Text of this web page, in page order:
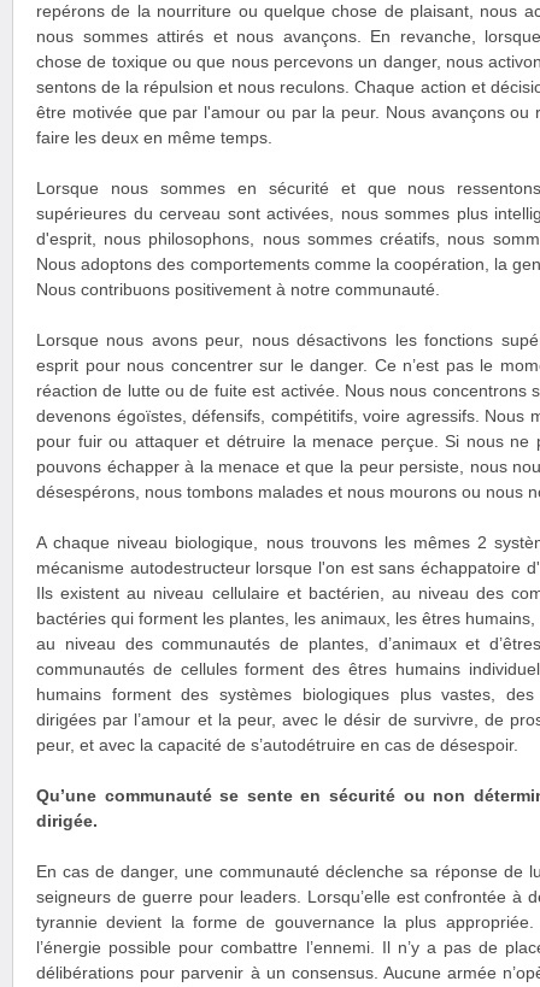
repérons de la nourriture ou quelque chose de plaisant, nous
nous sommes attirés et nous avançons. En revanche,
chose de toxique ou que nous percevons un danger, nous
sentons de la répulsion et nous reculons. Chaque action et
être motivée que par l'amour ou par la peur. Nous avançons ou
faire les deux en même temps.
Lorsque nous sommes en sécurité et que nous
supérieures du cerveau sont activées, nous sommes plus
d'esprit, nous philosophons, nous sommes créatifs, nous
Nous adoptons des comportements comme la coopération, la
Nous contribuons positivement à notre communauté.
Lorsque nous avons peur, nous désactivons les fonctions
esprit pour nous concentrer sur le danger. Ce n’est pas le
réaction de lutte ou de fuite est activée. Nous nous concentrons
devenons égoïstes, défensifs, compétitifs, voire agressifs. Nous
pour fuir ou attaquer et détruire la menace perçue. Si nous ne
pouvons échapper à la menace et que la peur persiste, nous
désespérons, nous tombons malades et nous mourons ou nous
A chaque niveau biologique, nous trouvons les mêmes 2
mécanisme autodestructeur lorsque l'on est sans échappatoire
Ils existent au niveau cellulaire et bactérien, au niveau des
bactéries qui forment les plantes, les animaux, les êtres
au niveau des communautés de plantes, d’animaux et
communautés de cellules forment des êtres humains
humains forment des systèmes biologiques plus vastes,
dirigées par l’amour et la peur, avec le désir de survivre, de
peur, et avec la capacité de s’autodétruire en cas de désespoir.
Qu’une communauté se sente en sécurité ou non
dirigée.
En cas de danger, une communauté déclenche sa réponse de
seigneurs de guerre pour leaders. Lorsqu’elle est confrontée à
tyrannie devient la forme de gouvernance la plus
l’énergie possible pour combattre l’ennemi. Il n’y a pas de
délibérations pour parvenir à un consensus. Aucune armée